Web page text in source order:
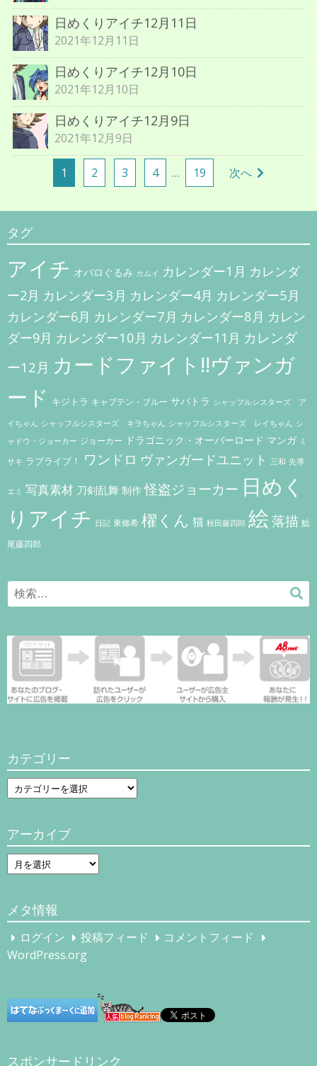
日めくりアイチ12月11日
2021年12月11日
日めくりアイチ12月10日
2021年12月10日
日めくりアイチ12月9日
2021年12月9日
ナ
ビ
ゲ
ー
シ
ョ
ン
1 2 3 4 … 19 次へ
タグ
アイチ オバロぐるみ カムイ カレンダー1月 カレンダ
ー2月 カレンダー3月 カレンダー4月 カレンダー5月
カレンダー6月 カレンダー7月 カレンダー8月 カレン
ダー9月 カレンダー10月 カレンダー11月 カレンダ
ー12月 カードファイト!!ヴァンガ
ード キジトラ キャプテン・ブルー サバトラ シャッフルシスターズ ア
イちゃん シャッフルシスターズ キラちゃん シャッフルシスターズ レイちゃん シ
ャドウ・ジョーカー ジョーカー ドラゴニック・オーバーロード マンガ ミ
サキ ラブライブ！ ワンドロ ヴァンガードユニット 三和 先導
エミ 写真素材 刀剣乱舞 制作 怪盗ジョーカー 日めく
りアイチ
日記 東條希 櫂くん 猫 秋田藤四郎 絵落描 鯰
尾藤四郎
Search
for:
検
カテゴリー
カ
テ
リ
ー
アーカイブ
ア
ー
イ
ブ
メタ情報
ログイン 投稿フィード
コメントフィード
WordPress.org
スポンサードリンク